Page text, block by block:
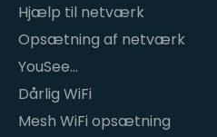
Hjælp til netværk
Opsætning af netværk
YouSee
internetproblemer
Dårlig WiFi
Mesh WiFi opsætning